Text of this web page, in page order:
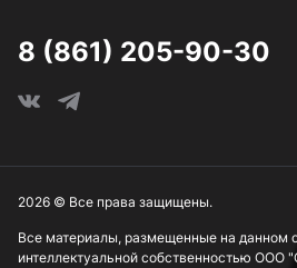
8 (861) 205-90-30
Все материалы, размещенные на данном
интеллектуальной собственностью ООО
2026 © Все права защищены.